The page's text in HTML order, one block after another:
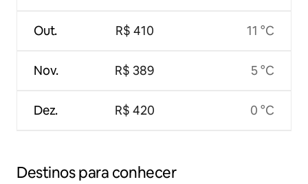
Out.
Nov.
Dez.
R$ 410
R$ 389
R$ 420
11 °C
5 °C
0 °C
Destinos para conhecer